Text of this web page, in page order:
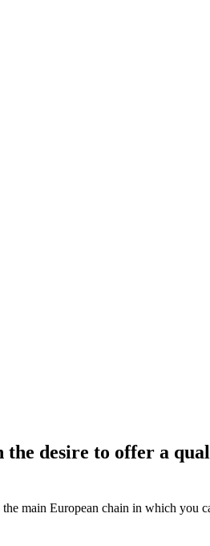
the desire to offer a
main European chain in which you